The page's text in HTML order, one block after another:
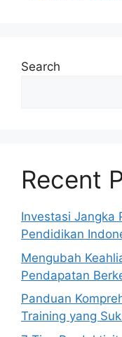
Search
Recent
Investasi Jangka
Pendidikan
Mengubah
Pendapatan
Panduan
Training yang